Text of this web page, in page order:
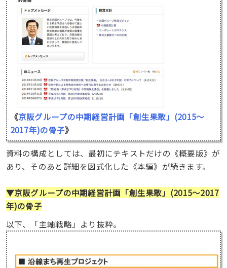
《京阪グループの中期経営計画「創生果敢」(2015〜
2017年)の骨子》
資料の構成としては、最初にテキストだけの《概要版》が
あり、そのあと詳細を図式化した《本編》が続きます。
▼京阪グループの中期経営計画「創生果敢」(2015〜2017
年)の骨子
以下、「主軸戦略」より抜粋。